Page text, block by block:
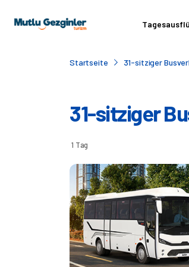
Startseite 31-sitziger
31-sitziger
1 Tag